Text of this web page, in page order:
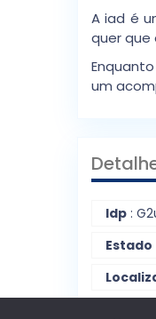
A iad é
quer que
um
Idp :
Estado